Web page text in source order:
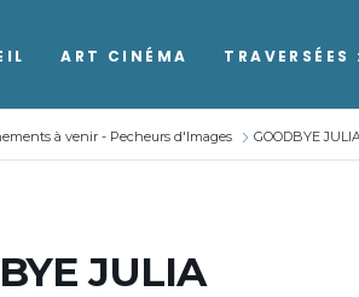
ART CINÉMA
à venir - Pecheurs d'Images GOODBYE
JULIA